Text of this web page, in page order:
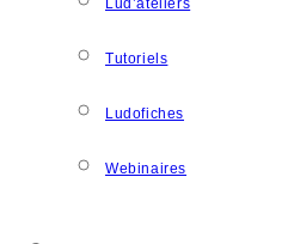
Lud’ateliers
Tutoriels
Ludofiches
Webinaires